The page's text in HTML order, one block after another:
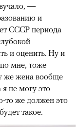
—
и
СССР периода
и оценить. Ну и
мне, тоже
же жена вообще
не могу это
то же должен это
такое.